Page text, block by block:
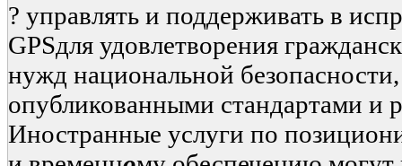
? управлять и поддерживать в
GPSдля удовлетворения
нужд национальной безопасности,
опубликованными стандартами и
Иностранные услуги по